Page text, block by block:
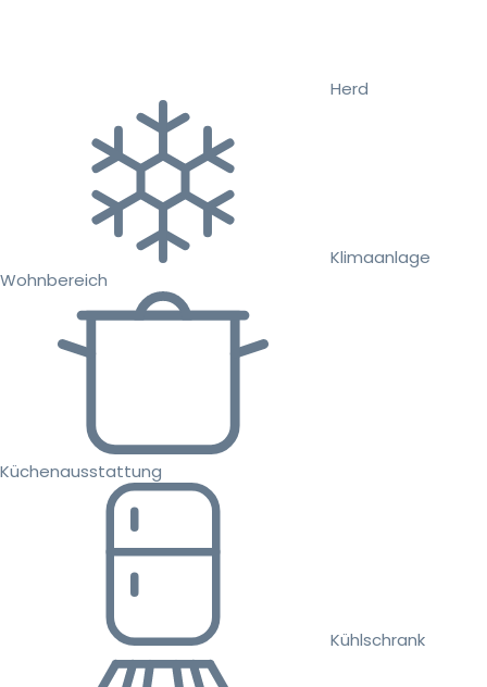
Herd
Klimaanlage
Wohnbereich
Küchenausstattung
Kühlschrank